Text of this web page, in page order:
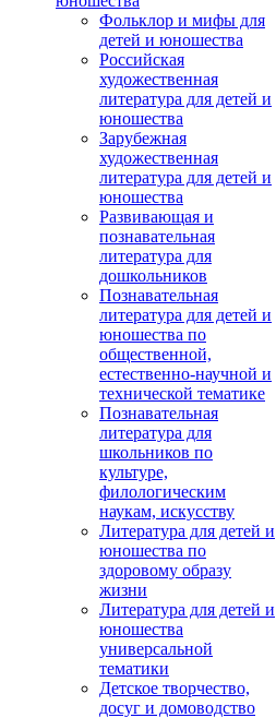
Фольклор и мифы для
детей и юношества
Российская
художественная
литература для детей и
юношества
Зарубежная
художественная
литература для детей и
юношества
Развивающая и
познавательная
литература для
дошкольников
Познавательная
литература для детей и
юношества по
общественной,
естественно-научной и
технической тематике
Познавательная
литература для
школьников по
культуре,
филологическим
наукам, искусству
Литература для детей и
юношества по
здоровому образу
жизни
Литература для детей и
юношества
универсальной
тематики
Детское творчество,
досуг и домоводство